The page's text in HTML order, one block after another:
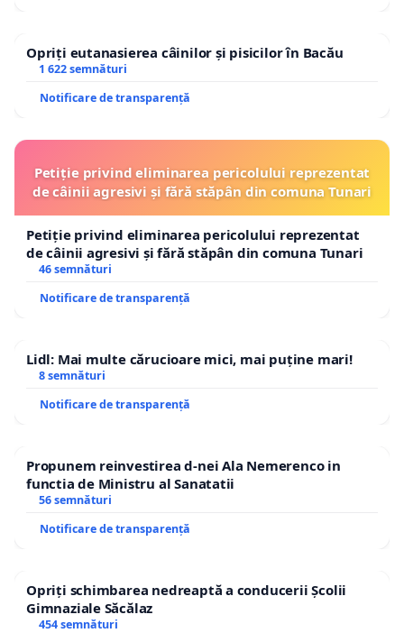
Opriți eutanasierea câinilor și pisicilor în Bacău
1 622 semnături
Notificare de transparență
Petiție privind eliminarea pericolului reprezentat
de câinii agresivi și fără stăpân din comuna Tunari
Petiție privind eliminarea pericolului reprezentat
de câinii agresivi și fără stăpân din comuna Tunari
46 semnături
Notificare de transparență
Lidl: Mai multe cărucioare mici, mai puține mari!
8 semnături
Notificare de transparență
Propunem reinvestirea d-nei Ala Nemerenco in
functia de Ministru al Sanatatii
56 semnături
Notificare de transparență
Opriți schimbarea nedreaptă a conducerii Școlii
Gimnaziale Săcălaz
454 semnături